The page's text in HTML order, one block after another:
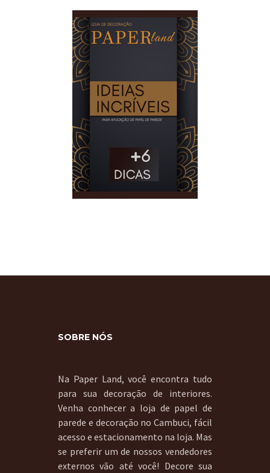
SOBRE NÓS
Na Paper Land, você encontra tudo
para sua decoração de interiores.
Venha conhecer a loja de papel de
parede e decoração no Cambuci, fácil
acesso e estacionamento na loja. Mas
se preferir um de nossos vendedores
externos vão até você! Decore sua